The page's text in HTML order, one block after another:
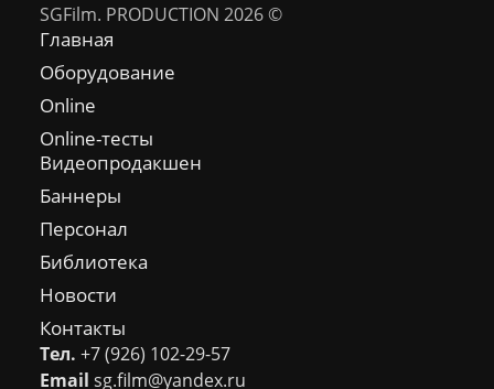
SGFilm. PRODUCTION 2026 ©
Главная
Оборудование
Online
Online-тесты
Видеопродакшен
Баннеры
Персонал
Библиотека
Новости
Контакты
Тел. +7 (926) 102-29-57
Email sg.film@yandex.ru